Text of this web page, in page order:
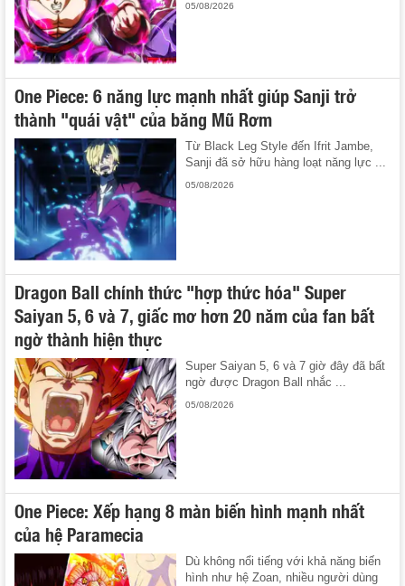
05/08/2026
One Piece: 6 năng lực mạnh nhất giúp Sanji trở
thành "quái vật" của băng Mũ Rơm
Từ Black Leg Style đến Ifrit Jambe,
Sanji đã sở hữu hàng loạt năng lực ...
05/08/2026
Dragon Ball chính thức "hợp thức hóa" Super
Saiyan 5, 6 và 7, giấc mơ hơn 20 năm của fan bất
ngờ thành hiện thực
Super Saiyan 5, 6 và 7 giờ đây đã bất
ngờ được Dragon Ball nhắc ...
05/08/2026
One Piece: Xếp hạng 8 màn biến hình mạnh nhất
của hệ Paramecia
Dù không nổi tiếng với khả năng biến
hình như hệ Zoan, nhiều người dùng